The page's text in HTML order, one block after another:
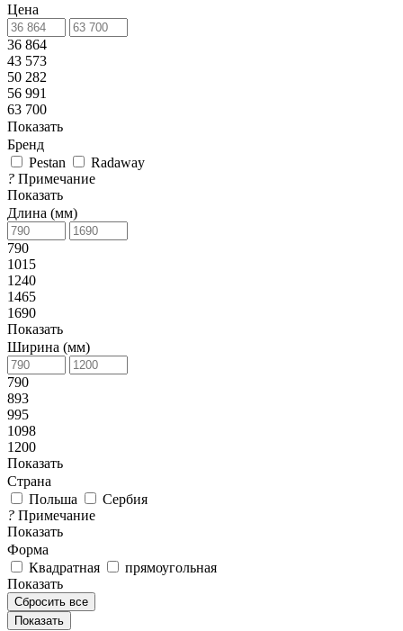
Цена
36 864
43 573
50 282
56 991
63 700
Показать
Бренд
Pestan
Radaway
? Примечание
Показать
Длина (мм)
790
1015
1240
1465
1690
Показать
Ширина (мм)
790
893
995
1098
1200
Показать
Страна
Польша
Сербия
? Примечание
Показать
Форма
Квадратная
прямоугольная
Показать
Сбросить все